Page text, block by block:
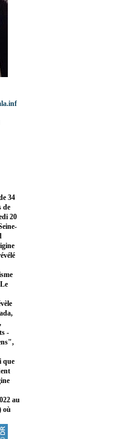
34
de
20
-
que
au
où